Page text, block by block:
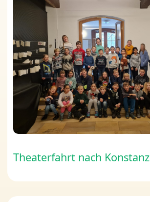
Theaterfahrt nach Konstanz